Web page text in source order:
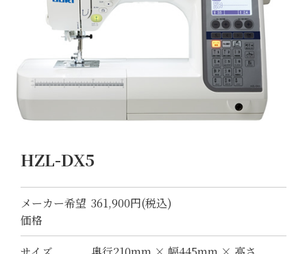
HZL-DX5
メーカー希望
価格
361,900円(税込)